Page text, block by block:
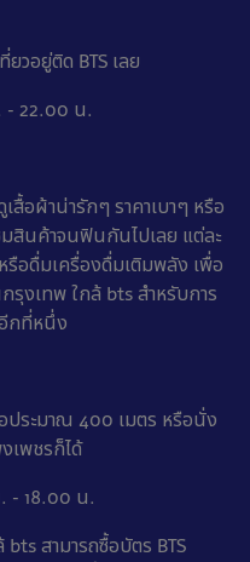
วอยู่ติด BTS เลย
- 22.00 น.
สื้อผ้าน่ารักๆ ราคาเบาๆ หรือ
สินค้าจนฟินกันไปเลย แต่ละ
รือดื่มเครื่องดื่มเติมพลัง เพื่อ
รุงเทพ ใกล้ bts สำหรับการ
กที่หนึ่ง
ประมาณ 400 เมตร หรือนั่ง
เพชรก็ได้
- 18.00 น.
bts สามารถซื้อบัตร BTS